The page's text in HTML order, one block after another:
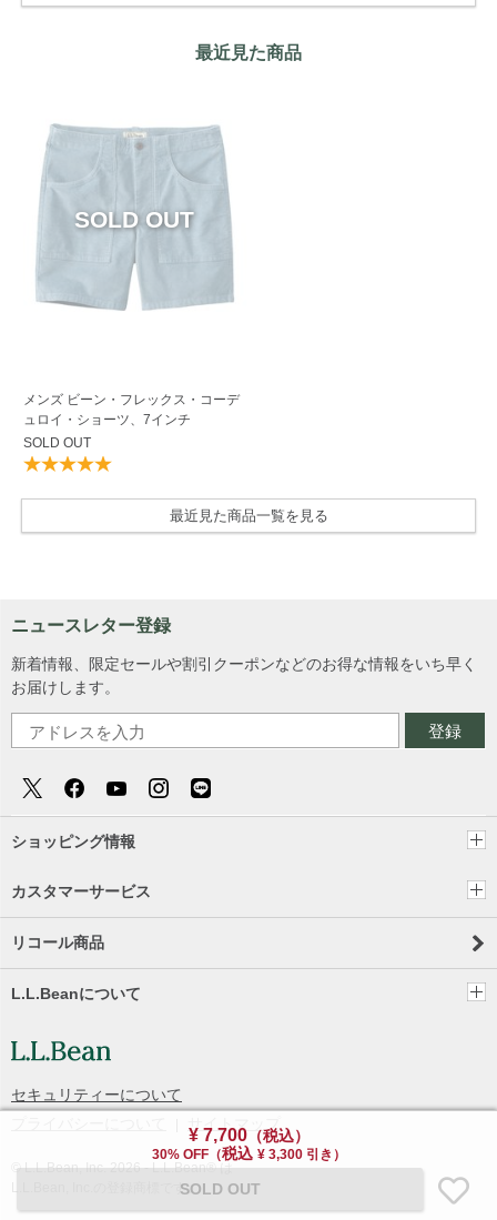
¥ 7,700（税込）
30% OFF（税込 ¥ 3,300 引き）
SOLD OUT
最近見た商品
メンズ ビーン・フレックス・コーデ
ュロイ・ショーツ、7インチ
SOLD OUT
最近見た商品一覧を見る
ニュースレター登録
新着情報、限定セールや割引クーポンなどのお得な情報をいち早く
お届けします。
登録
ショッピング情報
カスタマーサービス
リコール商品
L.L.Beanについて
セキュリティーについて
サイトマップ
© L.L.Bean, Inc.2026- L.L.Bean® は
L.L.Bean, Inc.の登録商標です。